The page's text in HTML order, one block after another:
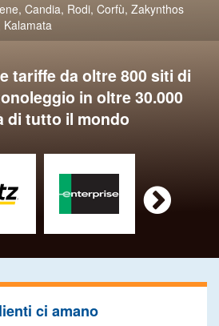
, Candia, Rodi, Corfù, Zakynthos
Kalamata
tariffe da oltre 800 siti di
in oltre 30.000
di tutto il mondo

ci amano